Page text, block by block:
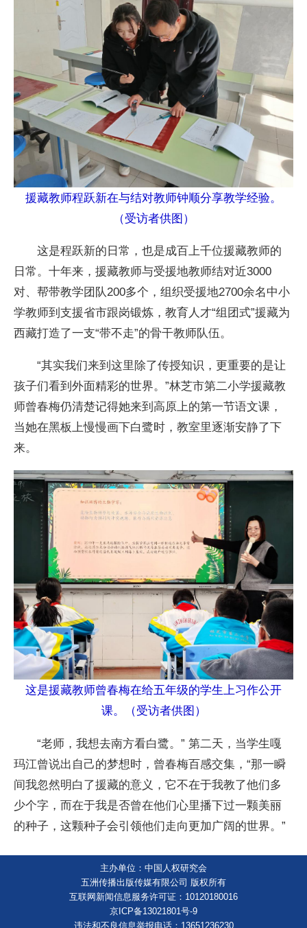
援藏教师程跃新在与结对教师钟顺分享教学经验。
（受访者供图）
这是程跃新的日常，也是成百上千位援藏教师的
日常。十年来，援藏教师与受援地教师结对近3000
对、帮带教学团队200多个，组织受援地2700余名中小
学教师到支援省市跟岗锻炼，教育人才“组团式”援藏为
西藏打造了一支“带不走”的骨干教师队伍。
“其实我们来到这里除了传授知识，更重要的是让
孩子们看到外面精彩的世界。”林芝市第二小学援藏教
师曾春梅仍清楚记得她来到高原上的第一节语文课，
当她在黑板上慢慢画下白鹭时，教室里逐渐安静了下
来。
这是援藏教师曾春梅在给五年级的学生上习作公开
课。（受访者供图）
“老师，我想去南方看白鹭。” 第二天，当学生嘎
玛江曾说出自己的梦想时，曾春梅百感交集，“那一瞬
间我忽然明白了援藏的意义，它不在于我教了他们多
少个字，而在于我是否曾在他们心里播下过一颗美丽
的种子，这颗种子会引领他们走向更加广阔的世界。”
主办单位：中国人权研究会
五洲传播出版传媒有限公司 版权所有
互联网新闻信息服务许可证：10120180016
京ICP备13021801号-9
违法和不良信息举报电话：13651236230